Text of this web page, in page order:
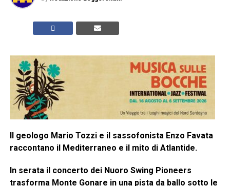
Il geologo Mario Tozzi e il sassofonista Enzo Favata
raccontano il Mediterraneo e il mito di Atlantide.
In serata il concerto dei Nuoro Swing Pioneers
trasforma Monte Gonare in una pista da ballo sotto le